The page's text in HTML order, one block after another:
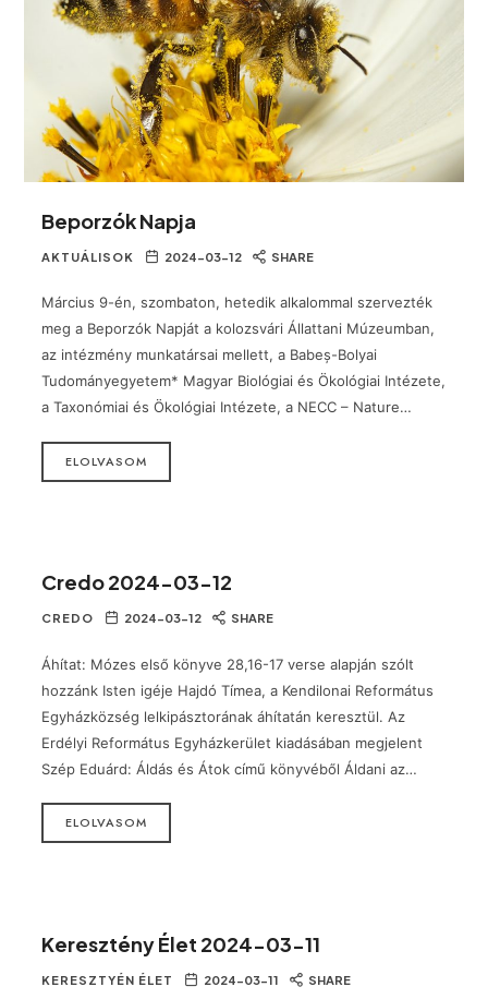
Beporzók Napja
AKTUÁLISOK 2024-03-12 SHARE
Március 9-én, szombaton, hetedik alkalommal szervezték
meg a Beporzók Napját a kolozsvári Állattani Múzeumban,
az intézmény munkatársai mellett, a Babeș-Bolyai
Tudományegyetem* Magyar Biológiai és Ökológiai Intézete,
a Taxonómiai és Ökológiai Intézete, a NECC – Nature…
ELOLVASOM
Credo 2024-03-12
CREDO 2024-03-12 SHARE
Áhítat: Mózes első könyve 28,16-17 verse alapján szólt
hozzánk Isten igéje Hajdó Tímea, a Kendilonai Református
Egyházközség lelkipásztorának áhítatán keresztül. Az
Erdélyi Református Egyházkerület kiadásában megjelent
Szép Eduárd: Áldás és Átok című könyvéből Áldani az…
ELOLVASOM
Keresztény Élet 2024-03-11
KERESZTYÉN ÉLET 2024-03-11 SHARE